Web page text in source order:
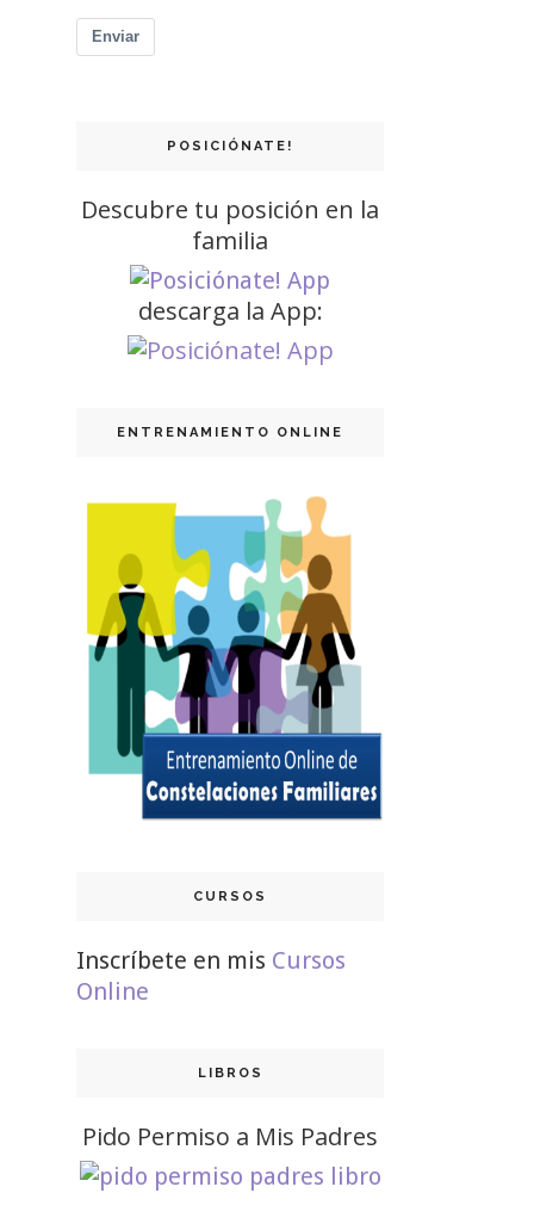
Enviar
POSICIÓNATE!
Descubre tu posición en la
familia
descarga la App:
ENTRENAMIENTO ONLINE
CURSOS
Inscríbete en mis Cursos
Online
LIBROS
Pido Permiso a Mis Padres